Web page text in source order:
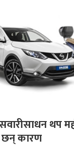
थप
छन् कारण